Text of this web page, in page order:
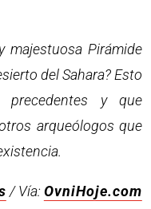
majestuosa Pirámide
del Sahara? Esto
precedentes y que
arqueólogos que
/ Vía: OvniHoje.com